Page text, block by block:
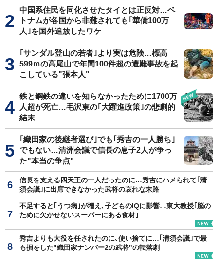
中国系住民を同化させたタイとは正反対…ベ
トナムが各国から非難されても｢華僑100万
人｣を国外追放したワケ
｢サンダル登山の若者｣より実は危険…標高
599ｍの高尾山で年間100件超の遭難事故を起
こしている"張本人"
鉄と鋼鉄の違いを知らなかったために1700万
人超が死亡…毛沢東の｢大躍進政策｣の悲劇的
結末
｢織田家の後継者選び｣でも｢秀吉の一人勝ち｣
でもない…清洲会議で信長の息子2人が争っ
た"本当の争点"
信長を支える四天王の一人だったのに…秀吉にハメられて｢清
須会議｣に出席できなかった武将の哀れな末路
不足すると｢うつ病｣が増え､子どものIQに影響…東大教授｢脳の
ために欠かせないスーパーにある食材｣
秀吉よりも大役を任されたのに､使い捨てに…｢清須会議｣で最
も損をした"織田家ナンバー2の武将"の転落劇